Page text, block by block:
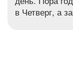
в Четверг, а